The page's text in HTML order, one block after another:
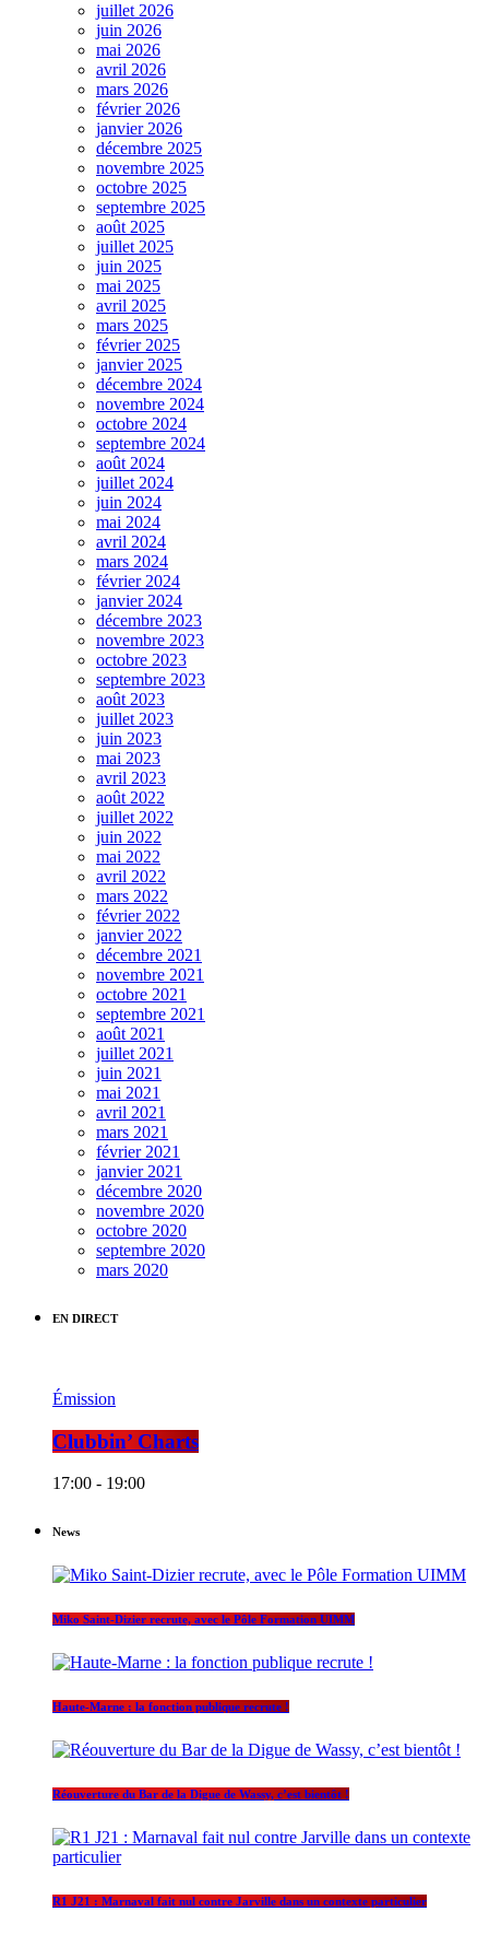
juillet 2026
juin 2026
mai 2026
avril 2026
mars 2026
février 2026
janvier 2026
décembre 2025
novembre 2025
octobre 2025
septembre 2025
août 2025
juillet 2025
juin 2025
mai 2025
avril 2025
mars 2025
février 2025
janvier 2025
décembre 2024
novembre 2024
octobre 2024
septembre 2024
août 2024
juillet 2024
juin 2024
mai 2024
avril 2024
mars 2024
février 2024
janvier 2024
décembre 2023
novembre 2023
octobre 2023
septembre 2023
août 2023
juillet 2023
juin 2023
mai 2023
avril 2023
août 2022
juillet 2022
juin 2022
mai 2022
avril 2022
mars 2022
février 2022
janvier 2022
décembre 2021
novembre 2021
octobre 2021
septembre 2021
août 2021
juillet 2021
juin 2021
mai 2021
avril 2021
mars 2021
février 2021
janvier 2021
décembre 2020
novembre 2020
octobre 2020
septembre 2020
mars 2020
EN DIRECT
Émission
Clubbin’ Charts
17:00 - 19:00
News
Miko Saint-Dizier recrute, avec le Pôle Formation UIMM
Haute-Marne : la fonction publique recrute !
Réouverture du Bar de la Digue de Wassy, c’est bientôt !
R1 J21 : Marnaval fait nul contre Jarville dans un contexte particulier